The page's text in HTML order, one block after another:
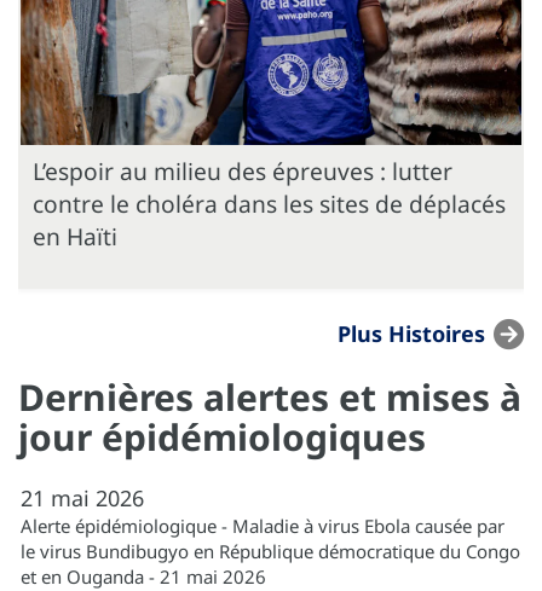
L’espoir au milieu des épreuves : lutter
contre le choléra dans les sites de déplacés
en Haïti
Plus Histoires
Dernières alertes et mises à
jour épidémiologiques
21 mai 2026
Alerte épidémiologique - Maladie à virus Ebola causée par
le virus Bundibugyo en République démocratique du Congo
et en Ouganda - 21 mai 2026